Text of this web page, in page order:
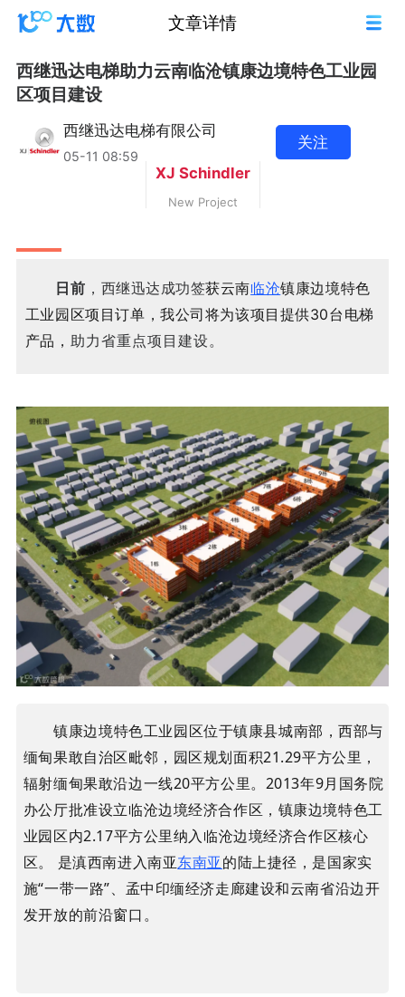
文章详情
西继迅达电梯助力云南临沧镇康边境特色工业园
区项目建设
西继迅达电梯有限公司
05-11 08:59
关注
XJ Schindler
New Project
日前 ，西继迅达成功签获云南临沧镇康边境特色
工业园区项 目订单，我公司将为该项目提供30台电梯
产品， 助力省重点项目建设。
镇康边境特色工业园区位于镇康县城南部，西部与
缅甸果敢自治区毗邻，园区规划面积21.29平方公里，
辐射缅甸果敢沿边一线20平方公里。2013年9月国务院
办公厅批准设立临沧边境经济合作区，镇康边境特色工
业园区内2.17平方公里纳入临沧边境经济合作区核心
区。 是滇西南进入南亚东南亚的陆上捷径，是国家实
施“一带一路”、孟中印缅经济走廊建设和云南省沿边开
发开放的前沿窗口。